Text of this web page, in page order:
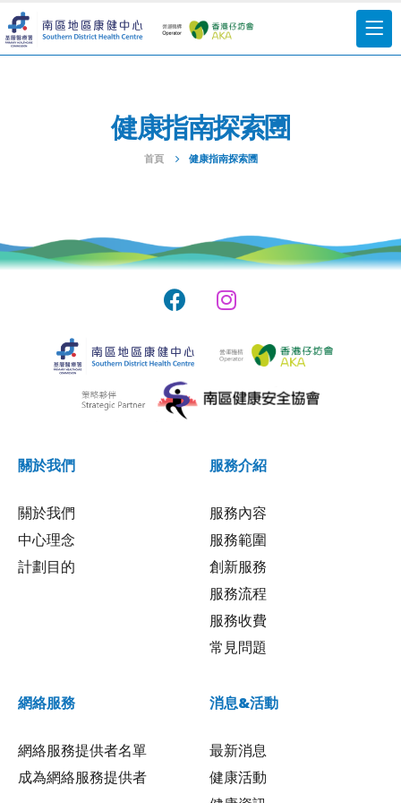
健康指南探索圑
首頁 健康指南探索圑
關於我們
關於我們
中心理念
計劃目的
服務介紹
服務內容
服務範圍
創新服務
服務流程
服務收費
常見問題
網絡服務
網絡服務提供者名單
成為網絡服務提供者
消息&活動
最新消息
健康活動